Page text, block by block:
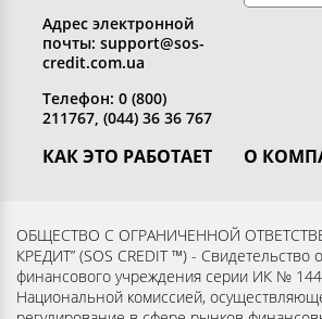
КАК ЭТО РАБОТАЕТ
Вернуть кредит
Вопросы и ответы
Партнерам
О
Контакты
Согласие
Адрес электронной
почты: support@sos-
credit.com.ua
Телефон: 0 (800)
211767, (044) 36 36 767
ОБЩЕСТВО С ОГРАНИЧЕННОЙ
КРЕДИТ” (SOS CREDIT ™) - Свидетельство
финансового учреждения серии ИК №
Национальной комиссией,